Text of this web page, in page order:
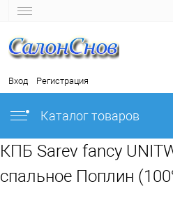
Вход Регистрация
Каталог товаров
КПБ Sarev fancy
спальное Поплин